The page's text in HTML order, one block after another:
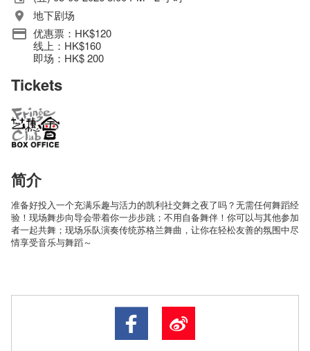
地下剧场
优惠票：HK$120
线上：HK$160
即场：HK$ 200
Tickets
简介
准备好投入一个充满乐趣与活力的凯利社交舞之夜了吗？无需任何舞蹈经
验！现场舞步向导会带着你一步步跳；不用自备舞伴！你可以与其他参加
者一起共舞；现场乐队演奏传统苏格兰舞曲，让你在轻松友善的氛围中尽
情享受音乐与舞蹈～